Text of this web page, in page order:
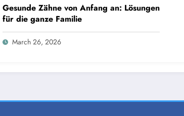
Gesunde Zähne von Anfang an: Lösungen
für die ganze Familie
March 26, 2026